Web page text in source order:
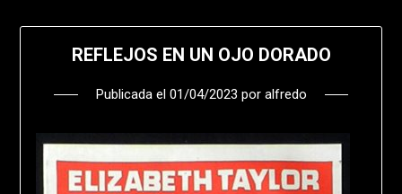
REFLEJOS EN UN OJO DORADO
Publicada el 01/04/2023 por alfredo